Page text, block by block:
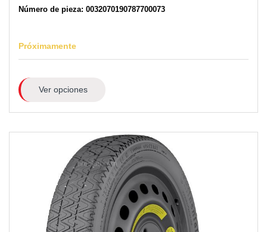
Número de pieza: 0032070190787700073
Próximamente
Ver opciones